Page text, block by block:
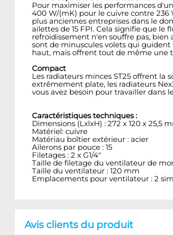
Pour maximiser les performances
400 W/(mK) pour le cuivre contre 236
plus anciennes entreprises dans le
ailettes de 15 FPI. Cela signifie que
refroidissement n'en souffre pas,
sont de minuscules volets qui guident
haut, mais offrent tout de même une
Compact
Les radiateurs minces ST25 offrent la
extrêmement plate, les radiateurs
vous avez besoin pour travailler dans
Caractéristiques techniques :
Dimensions (LxlxH) : 272 x 120 x 25,5
Matériel: cuivre
Matériau boîtier extérieur : acier
Ailerons par pouce : 15
Filetages : 2 x G1/4"
Taille de filetage du ventilateur de
Taille du ventilateur : 120 mm
Emplacements pour ventilateur : 2
Avis clients du produit